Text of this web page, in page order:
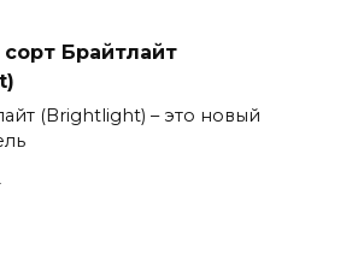
сорт Брайтлайт
(Brightlight) – это новый